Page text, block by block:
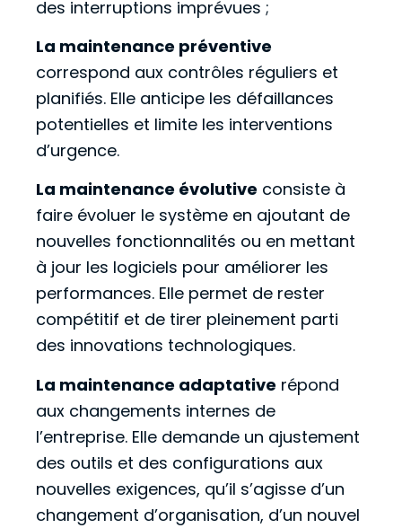
des interruptions imprévues ;
La maintenance préventive
correspond aux contrôles réguliers et
planifiés. Elle anticipe les défaillances
potentielles et limite les interventions
d’urgence.
La maintenance évolutive consiste à
faire évoluer le système en ajoutant de
nouvelles fonctionnalités ou en mettant
à jour les logiciels pour améliorer les
performances. Elle permet de rester
compétitif et de tirer pleinement parti
des innovations technologiques.
La maintenance adaptative répond
aux changements internes de
l’entreprise. Elle demande un ajustement
des outils et des configurations aux
nouvelles exigences, qu’il s’agisse d’un
changement d’organisation, d’un nouvel